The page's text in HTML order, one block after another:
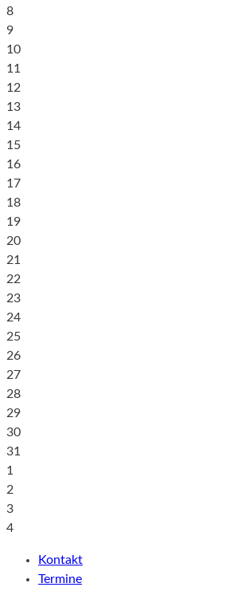
8
9
10
11
12
13
14
15
16
17
18
19
20
21
22
23
24
25
26
27
28
29
30
31
1
2
3
4
Kontakt
Termine